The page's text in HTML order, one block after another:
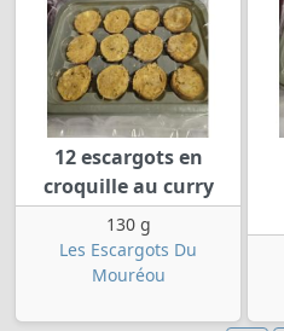
12 escargots en
croquille au curry
130 g
Les Escargots Du
Mouréou